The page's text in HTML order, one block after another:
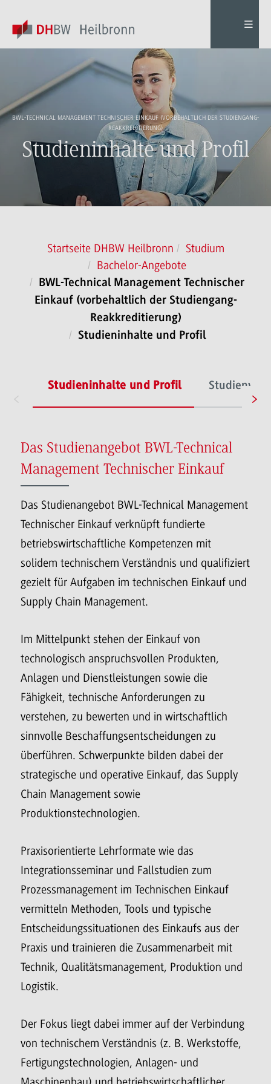
BWL-TECHNICAL MANAGEMENT TECHNISCHER EINKAUF (VORBEHALTLICH DER STUDIENGANG-
REAKKREDITIERUNG)
Studieninhalte und Profil
Startseite DHBW Heilbronn
Studium
Bachelor-Angebote
BWL-Technical Management Technischer
Einkauf (vorbehaltlich der Studiengang-
Reakkreditierung)
Studieninhalte und Profil
Studieninhalte und Profil
Das Studienangebot BWL-Technical
Management Technischer Einkauf
Das Studienangebot BWL-Technical Management
Technischer Einkauf verknüpft fundierte
betriebswirtschaftliche Kompetenzen mit
solidem technischem Verständnis und qualifiziert
gezielt für Aufgaben im technischen Einkauf und
Supply Chain Management.
Im Mittelpunkt stehen der Einkauf von
technologisch anspruchsvollen Produkten,
Anlagen und Dienstleistungen sowie die
Fähigkeit, technische Anforderungen zu
verstehen, zu bewerten und in wirtschaftlich
sinnvolle Beschaffungsentscheidungen zu
überführen. Schwerpunkte bilden dabei der
strategische und operative Einkauf, das Supply
Chain Management sowie
Produktionstechnologien.
Praxisorientierte Lehrformate wie das
Integrationsseminar und Fallstudien zum
Prozessmanagement im Technischen Einkauf
vermitteln Methoden, Tools und typische
Entscheidungssituationen des Einkaufs aus der
Praxis und trainieren die Zusammenarbeit mit
Technik, Qualitätsmanagement, Produktion und
Logistik.
Der Fokus liegt dabei immer auf der Verbindung
von technischem Verständnis (z. B. Werkstoffe,
Fertigungstechnologien, Anlagen- und